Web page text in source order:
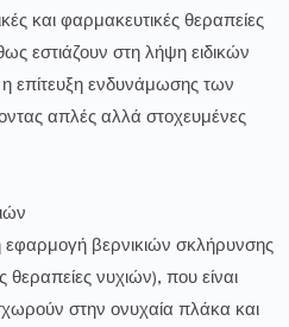
και φαρμακευτικές θεραπείες
εστιάζουν στη λήψη ειδικών
επίτευξη ενδυνάμωσης των
απλές αλλά στοχευμένες
εφαρμογή βερνικιών σκλήρυνσης
νυχιών), που είναι
στην ονυχαία πλάκα και